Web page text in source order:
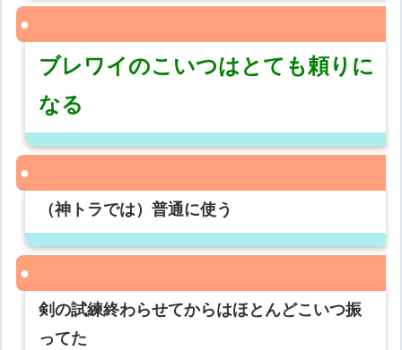
ブレワイのこいつはとても頼りに
なる
（神トラでは）普通に使う
剣の試練終わらせてからはほとんどこいつ振
ってた